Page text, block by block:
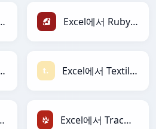
로 Excel에서 Ruby로
로 Excel에서 Textile로
로 Excel에서 TracWiki로